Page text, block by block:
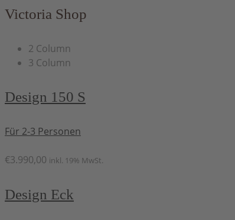
Victoria Shop
2 Column
3 Column
Design 150 S
Für 2-3 Personen
€3.990,00 inkl. 19% MwSt.
Design Eck